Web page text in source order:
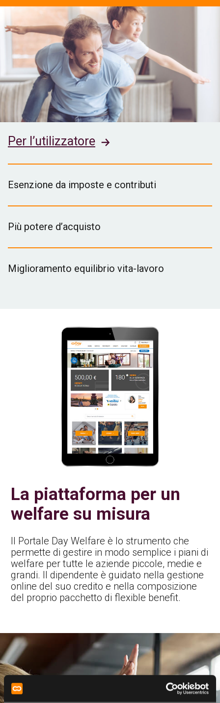
Per l’utilizzatore
Esenzione da imposte e contributi
Più potere d’acquisto
Miglioramento equilibrio vita-lavoro
La piattaforma per un
welfare su misura
Il Portale Day Welfare è lo strumento che
permette di gestire in modo semplice i piani di
welfare per tutte le aziende piccole, medie e
grandi. Il dipendente è guidato nella gestione
online del suo credito e nella composizione
del proprio pacchetto di flexible benefit.